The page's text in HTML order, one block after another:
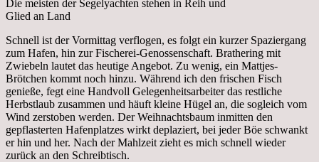
Die meisten der Segelyachten stehen in Reih und
Glied an Land
Schnell ist der Vormittag verflogen, es folgt ein kurzer Spaziergang
zum Hafen, hin zur Fischerei-Genossenschaft. Brathering mit
Zwiebeln lautet das heutige Angebot. Zu wenig, ein Mattjes-
Brötchen kommt noch hinzu. Während ich den frischen Fisch
genieße, fegt eine Handvoll Gelegenheitsarbeiter das restliche
Herbstlaub zusammen und häuft kleine Hügel an, die sogleich vom
Wind zerstoben werden. Der Weihnachtsbaum inmitten den
gepflasterten Hafenplatzes wirkt deplaziert, bei jeder Böe schwankt
er hin und her. Nach der Mahlzeit zieht es mich schnell wieder
zurück an den Schreibtisch.